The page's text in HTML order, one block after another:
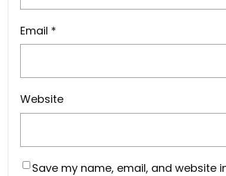
Email *
Website
Save my name, email, and website